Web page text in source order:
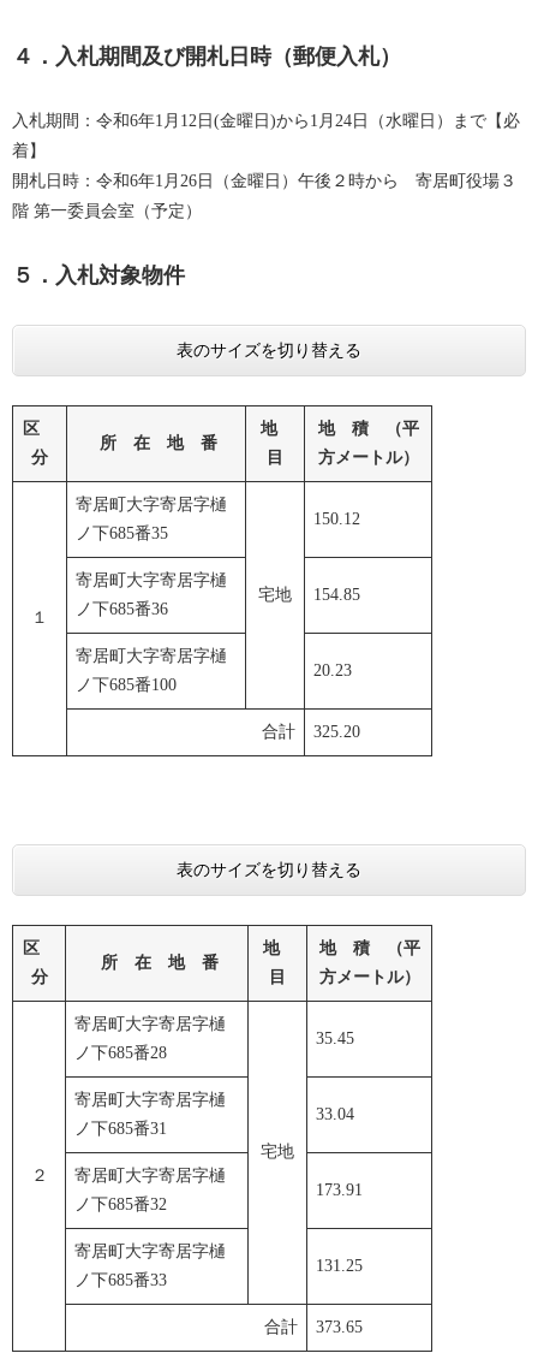
４．入札期間及び開札日時（郵便入札）
入札期間：令和6年1月12日(金曜日)から1月24日（水曜日）まで【必
着】
開札日時：令和6年1月26日（金曜日）午後２時から 寄居町役場３
階 第一委員会室（予定）​
５．入札対象物件
表のサイズを切り替える
区
分
所 在 地 番
地
目
地 積 （平
方メートル）
１
寄居町大字寄居字樋
ノ下685番35
宅地
150.12
寄居町大字寄居字樋
ノ下685番36
154.85
寄居町大字寄居字樋
ノ下685番100
20.23
合計 325.20
表のサイズを切り替える
区
分
所 在 地 番
地
目
地 積 （平
方メートル）
２
寄居町大字寄居字樋
ノ下685番28
宅地
35.45
寄居町大字寄居字樋
ノ下685番31
33.04
寄居町大字寄居字樋
ノ下685番32
173.91
寄居町大字寄居字樋
ノ下685番33
131.25
合計 373.65